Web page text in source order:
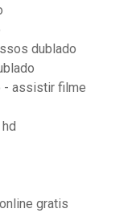
dublado
- assistir filme
gratis